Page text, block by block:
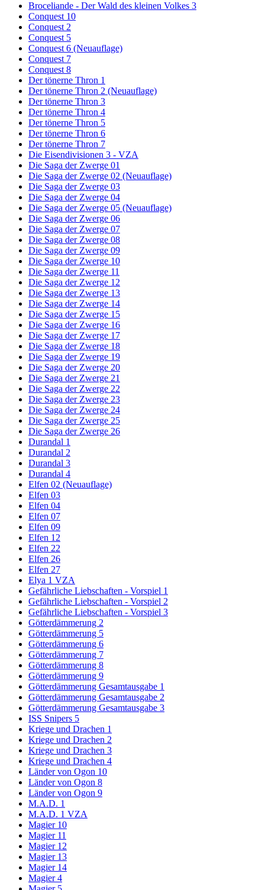
Broceliande - Der Wald des kleinen Volkes 3
Conquest 10
Conquest 2
Conquest 5
Conquest 6 (Neuauflage)
Conquest 7
Conquest 8
Der tönerne Thron 1
Der tönerne Thron 2 (Neuauflage)
Der tönerne Thron 3
Der tönerne Thron 4
Der tönerne Thron 5
Der tönerne Thron 6
Der tönerne Thron 7
Die Eisendivisionen 3 - VZA
Die Saga der Zwerge 01
Die Saga der Zwerge 02 (Neuauflage)
Die Saga der Zwerge 03
Die Saga der Zwerge 04
Die Saga der Zwerge 05 (Neuauflage)
Die Saga der Zwerge 06
Die Saga der Zwerge 07
Die Saga der Zwerge 08
Die Saga der Zwerge 09
Die Saga der Zwerge 10
Die Saga der Zwerge 11
Die Saga der Zwerge 12
Die Saga der Zwerge 13
Die Saga der Zwerge 14
Die Saga der Zwerge 15
Die Saga der Zwerge 16
Die Saga der Zwerge 17
Die Saga der Zwerge 18
Die Saga der Zwerge 19
Die Saga der Zwerge 20
Die Saga der Zwerge 21
Die Saga der Zwerge 22
Die Saga der Zwerge 23
Die Saga der Zwerge 24
Die Saga der Zwerge 25
Die Saga der Zwerge 26
Durandal 1
Durandal 2
Durandal 3
Durandal 4
Elfen 02 (Neuauflage)
Elfen 03
Elfen 04
Elfen 07
Elfen 09
Elfen 12
Elfen 22
Elfen 26
Elfen 27
Elya 1 VZA
Gefährliche Liebschaften - Vorspiel 1
Gefährliche Liebschaften - Vorspiel 2
Gefährliche Liebschaften - Vorspiel 3
Götterdämmerung 2
Götterdämmerung 5
Götterdämmerung 6
Götterdämmerung 7
Götterdämmerung 8
Götterdämmerung 9
Götterdämmerung Gesamtausgabe 1
Götterdämmerung Gesamtausgabe 2
Götterdämmerung Gesamtausgabe 3
ISS Snipers 5
Kriege und Drachen 1
Kriege und Drachen 2
Kriege und Drachen 3
Kriege und Drachen 4
Länder von Ogon 10
Länder von Ogon 8
Länder von Ogon 9
M.A.D. 1
M.A.D. 1 VZA
Magier 10
Magier 11
Magier 12
Magier 13
Magier 14
Magier 4